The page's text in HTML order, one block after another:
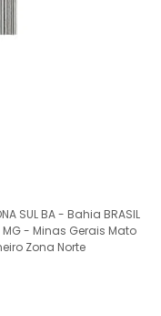
SUL BA - Bahia BRASIL
MG - Minas Gerais Mato
Zona Norte